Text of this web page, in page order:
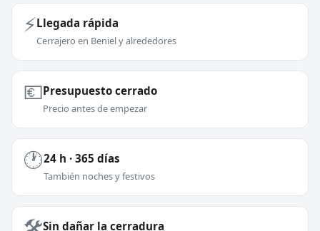
⚡Llegada rápida
Cerrajero en Beniel y alrededores
💶Presupuesto cerrado
Precio antes de empezar
🕐24 h · 365 días
También noches y festivos
Sin dañar la cerradura